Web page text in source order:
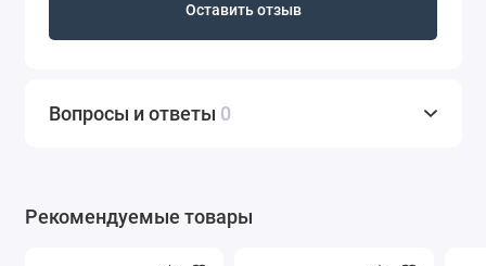
Оставить отзыв
Вопросы и ответы 0
Рекомендуемые товары